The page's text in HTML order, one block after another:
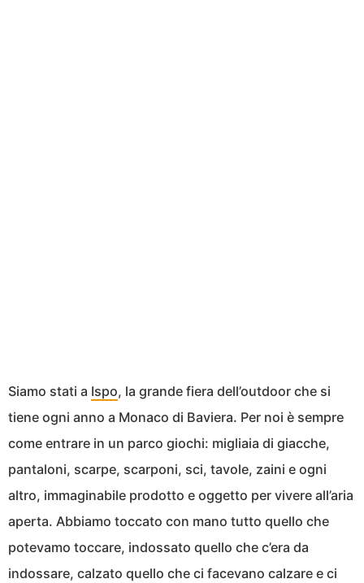
Siamo stati a Ispo, la grande fiera dell’outdoor che si
tiene ogni anno a Monaco di Baviera. Per noi è sempre
come entrare in un parco giochi: migliaia di giacche,
pantaloni, scarpe, scarponi, sci, tavole, zaini e ogni
altro, immaginabile prodotto e oggetto per vivere all’aria
aperta. Abbiamo toccato con mano tutto quello che
potevamo toccare, indossato quello che c’era da
indossare, calzato quello che ci facevano calzare e ci